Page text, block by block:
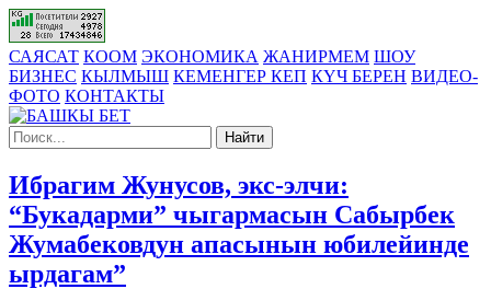
САЯСАТ КООМ ЭКОНОМИКА ЖАНИРМЕМ ШОУ
БИЗНЕС КЫЛМЫШ КЕМЕНГЕР КЕП КҮЧ БЕРЕН ВИДЕО-
ФОТО КОНТАКТЫ
Найти
Ибрагим Жунусов, экс-элчи:
“Букадарми” чыгармасын Сабырбек
Жумабековдун апасынын юбилейинде
ырдагам”